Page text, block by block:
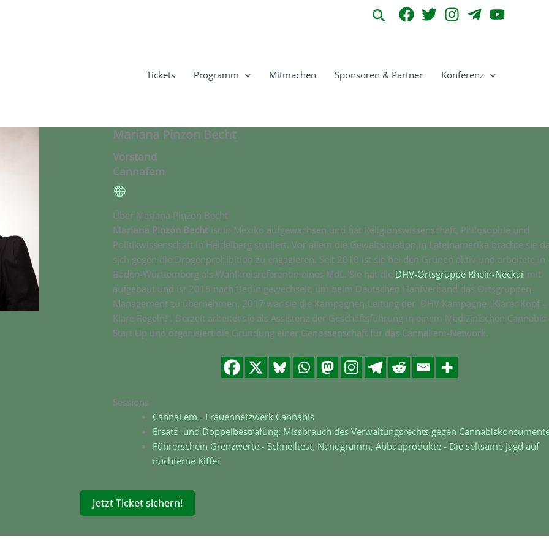
Suchen
Tickets Programm Mitmachen Sponsoren & Partner Konferenz
Mariana Pinzon Becht
Vorstand
Cannafem
Über Mariana Pinzon Becht
Mariana Pinzón Becht ist in Mexiko aufgewachsen und hat Religionswissenschaft, Philosophie und
Politikwissenschaft in Heidelberg studiert. Vor allem die Gewaltsituation in Lateinamerika brachte sie
sich gegen die Drogenprohibition zu engagieren. Seit 2010 ist sie bei den Grünen aktiv und arbeitete in
Baden-Württemberg als Wahlkreisreferentin eines MdL. Sie hat die DHV-Ortsgruppe Rhein-Neckar mit
aufgebaut und ist 2015 nach Berlin gewechselt, um beim Deutschen Hanfverband das Ortsgruppen-
Management zu übernehmen. 2017 war sie die Kampagnen-Leitung der DHV Kampagne „Klarer Kopf –
Klare Regeln!“. Derzeit arbeitet sie als Assistenz der Geschäftsführung in einem Medizinischen Cannabis
Start Up und organisiert die Gründung einer Genossenschaft für das CannaFem-Network.
Sessions
CannaFem - Frauennetzwerk Cannabis
Ersatz- und Doppelbestrafung: Missbrauch des Verwaltungsrechts gegen
Führerschein Grenzwerte - Schnelltest, Nanogramm, Abbauprodukte - Die seltsame Jagd auf
nüchterne Kiffer
Jetzt Ticket sichern!